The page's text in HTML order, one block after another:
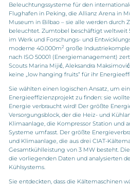
Beleuchtungssysteme für den
Flughafen in Peking, die Allianz Arena in
Museum in Bilbao – sie alle werden durch
beleuchtet. Zumtobel beschäftigt weltweit
im Werk und Forschungs- und
moderne 40.000m2große
nach ISO 50001 (Energiemanagement)
Scouts Marina Mijić, Aleksandra
keine „low hanging fruits“ für ihr
Sie wählten einen logischen Ansatz, um
Energieeffizienzprojekt zu finden: sie
Energie verbraucht wird! Der größte
Versorgungsblock, der die Heiz- und
Klimaanlage, die Kompressor Station und
Systeme umfasst. Der größte
und Klimaanlage, die aus drei CIAT-
Gesamtkühlleistung von 3 MW besteht.
die vorliegenden Daten und analysierten
Kühlsystems.
Sie entdeckten, dass die Kältemaschinen